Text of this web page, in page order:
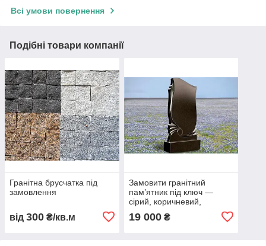
Всі умови повернення
Подібні товари компанії
Гранітна брусчатка під
замовлення
від 300 ₴/кв.м
Замовити гранітний
пам’ятник під ключ —
сірий, коричневий,
червоний, жовтий, чорний
колір
19 000₴